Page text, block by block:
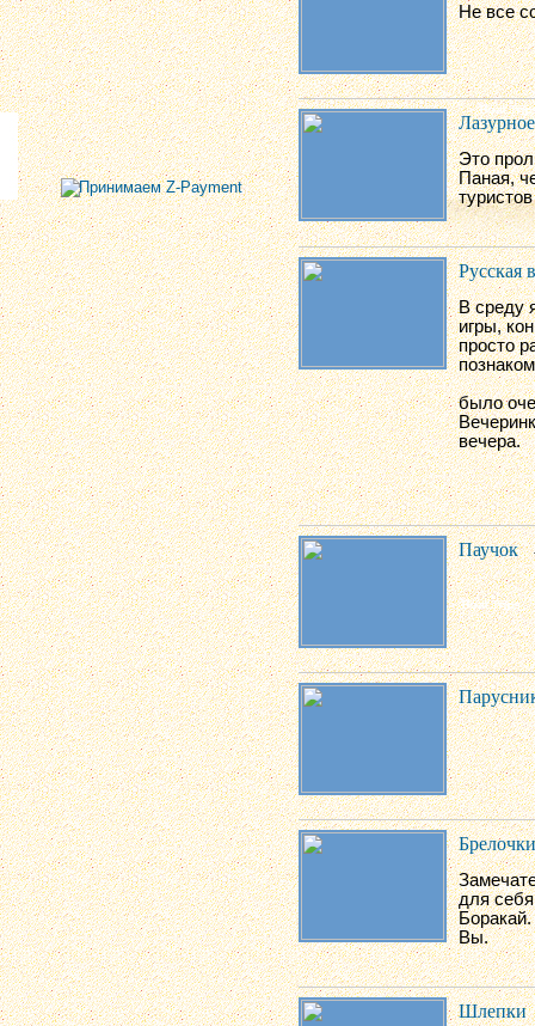
Не все
Это
Паная,
Русская
В среду
игры,
просто
было
вечера.
Паучок
Брелочки
для
Вы.
Шлепки